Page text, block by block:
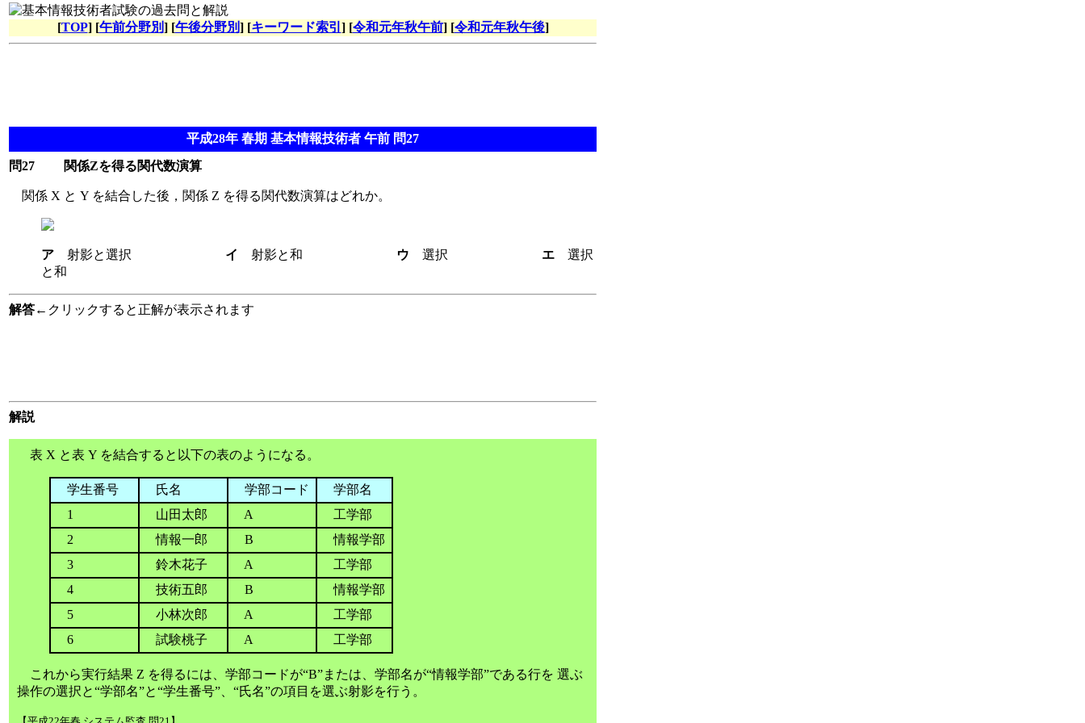
[TOP] [午前分野別] [午後分野別] [キーワード索引 ] [令和元年秋午前] [令和元年秋午後]
平成28年 春期 基本情報技術者 午前 問27
問27
関係Zを得る関代数演算
関係 X と Y を結合した後，関係 Z を得る関代数演算はどれか。
ア 射影と選択 イ 射影と和 ウ 選択 エ 選択
と和
解答←クリックすると正解が表示されます
解説
表 X と表 Y を結合すると以下の表のようになる。
学生番号 氏名 学部コード
学部名
1
山田太郎 A
工学部
2
情報一郎 B
情報学部
3
鈴木花子 A
工学部
4
技術五郎 B
情報学部
5
小林次郎 A
工学部
6
試験桃子 A 工学部
これから実行結果 Z を得るには、学部コードが“B”または、学部名が“情報学部”である行を 選ぶ
操作の選択と“学部名”と“学生番号”、“氏名”の項目を選ぶ射影を行う。